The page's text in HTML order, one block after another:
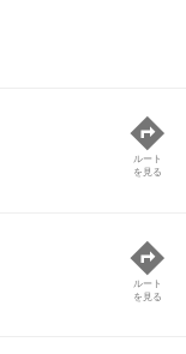
ルート
を見る
ルート
を見る